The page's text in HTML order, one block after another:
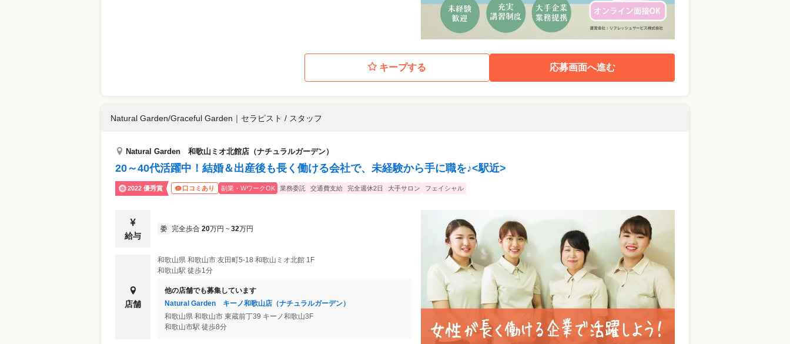
キープする 応募画面へ進む
Natural Garden/Graceful Garden ｜ セラピスト / スタッフ
Natural Garden 和歌山ミオ北館店（ナチュラルガーデン）
20～40代活躍中！結婚＆出産後も長く働ける会社で、未経験から手に職を♪<駅近>
2022 優秀賞 口コミあり 副業・WワークOK 業務委託 交通費支給 完全週休2日 大手サロン フェイシャル
給与
委 完全歩合 20万円 ~ 32万円
店舗
和歌山県 和歌山市 友田町5-18 和歌山ミオ北館 1F
和歌山駅 徒歩1分
他の店舗でも募集しています
Natural Garden キーノ和歌山店（ナチュラルガーデン）
和歌山県 和歌山市 東蔵前丁39 キーノ和歌山3F
和歌山市駅 徒歩8分